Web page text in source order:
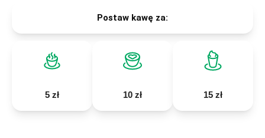
Postaw kawę za:
5 zł 10 zł 15 zł